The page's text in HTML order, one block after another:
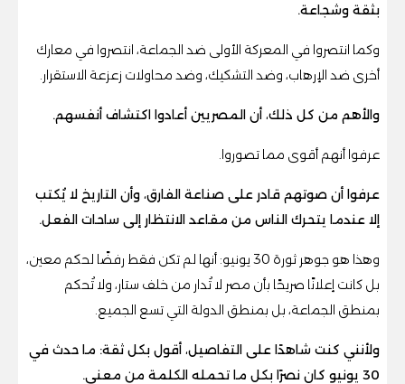
بثقة وشجاعة.
وكما انتصروا في المعركة الأولى ضد الجماعة، انتصروا في معارك
أخرى ضد الإرهاب، وضد التشكيك، وضد محاولات زعزعة الاستقرار.
والأهم من كل ذلك، أن المصريين أعادوا اكتشاف أنفسهم.
عرفوا أنهم أقوى مما تصوروا.
عرفوا أن صوتهم قادر على صناعة الفارق، وأن التاريخ لا يُكتب
إلا عندما يتحرك الناس من مقاعد الانتظار إلى ساحات الفعل.
وهذا هو جوهر ثورة 30 يونيو: أنها لم تكن فقط رفضًا لحكم معين،
بل كانت إعلانًا صريحًا بأن مصر لا تُدار من خلف ستار، ولا تُحكم
بمنطق الجماعة، بل بمنطق الدولة التي تسع الجميع.
ولأنني كنت شاهدًا على التفاصيل، أقول بكل ثقة: ما حدث في
30 يونيو كان نصرًا بكل ما تحمله الكلمة من معنى.